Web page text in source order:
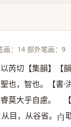
画：14 部外笔画：9
以芮切【集韻】【
聖也，智也。【書
莫大乎自慮。
从目，从谷省。 𣦵